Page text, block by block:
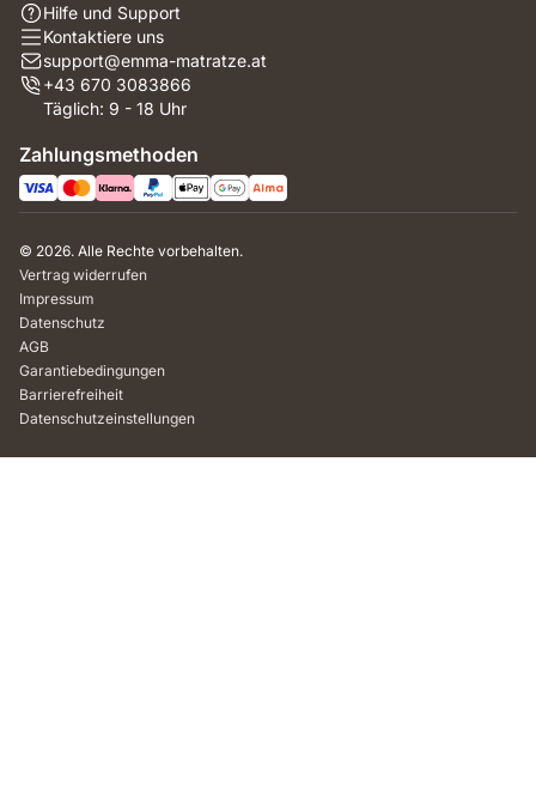
Hilfe und Support
Kontaktiere uns
support@emma-matratze.at
+43 670 3083866
Täglich: 9 - 18 Uhr
Zahlungsmethoden
© 2026. Alle Rechte vorbehalten.
Vertrag widerrufen
Impressum
Datenschutz
AGB
Garantiebedingungen
Barrierefreiheit
Datenschutzeinstellungen